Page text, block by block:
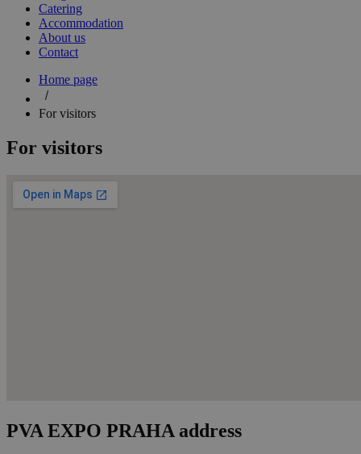
Catering
Accommodation
About us
Contact
Home page
For visitors
For visitors
PVA EXPO PRAHA address